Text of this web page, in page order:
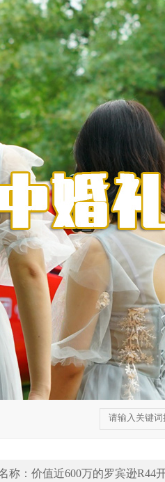
称：价值近600万的罗宾逊R44